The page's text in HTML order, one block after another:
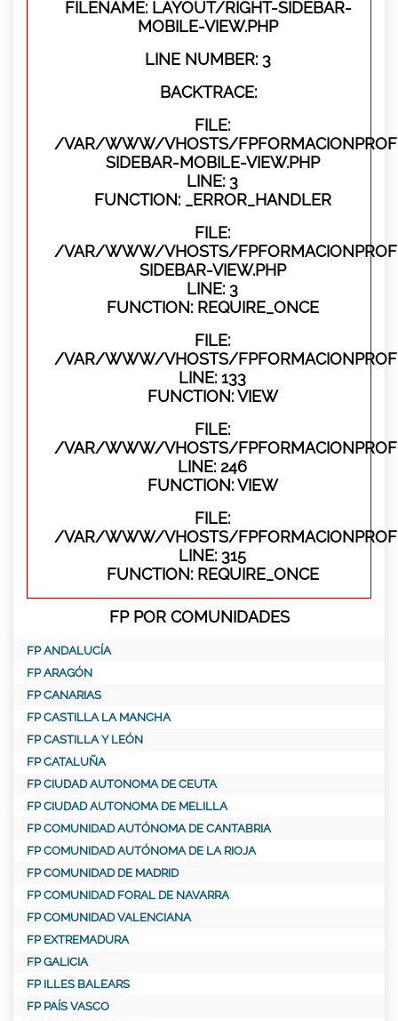
FILENAME: LAYOUT/RIGHT-SIDEBAR-
MOBILE-VIEW.PHP
LINE NUMBER: 3
BACKTRACE:
FILE:
/VAR/WWW/VHOSTS/
SIDEBAR-MOBILE-VIEW.PHP
LINE: 3
FUNCTION: _ERROR_HANDLER
FILE:
/VAR/WWW/VHOSTS/
SIDEBAR-VIEW.PHP
LINE: 3
FUNCTION: REQUIRE_ONCE
FILE:
/VAR/WWW/VHOSTS/
LINE: 133
FUNCTION: VIEW
FILE:
/VAR/WWW/VHOSTS/
LINE: 246
FUNCTION: VIEW
FILE:
/VAR/WWW/VHOSTS/
LINE: 315
FUNCTION: REQUIRE_ONCE
FP POR COMUNIDADES
FP ANDALUCÍA
FP ARAGÓN
FP CANARIAS
FP CASTILLA LA MANCHA
FP CASTILLA Y LEÓN
FP CATALUÑA
FP CIUDAD AUTONOMA DE CEUTA
FP CIUDAD AUTONOMA DE MELILLA
FP COMUNIDAD AUTÓNOMA DE CANTABRIA
FP COMUNIDAD AUTÓNOMA DE LA RIOJA
FP COMUNIDAD DE MADRID
FP COMUNIDAD FORAL DE NAVARRA
FP COMUNIDAD VALENCIANA
FP EXTREMADURA
FP GALICIA
FP ILLES BALEARS
FP PAÍS VASCO